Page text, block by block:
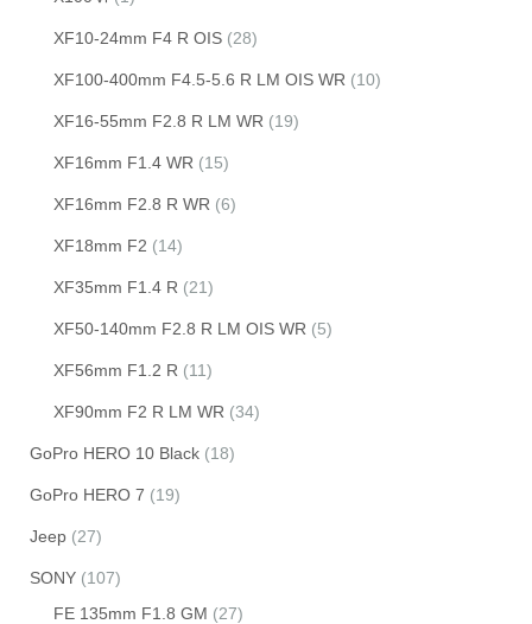
XF10-24mm F4 R OIS (28)
XF100-400mm F4.5-5.6 R LM OIS WR (10)
XF16-55mm F2.8 R LM WR (19)
XF16mm F1.4 WR (15)
XF16mm F2.8 R WR (6)
XF18mm F2 (14)
XF35mm F1.4 R (21)
XF50-140mm F2.8 R LM OIS WR (5)
XF56mm F1.2 R (11)
XF90mm F2 R LM WR (34)
GoPro HERO 10 Black (18)
GoPro HERO 7 (19)
Jeep (27)
SONY (107)
FE 135mm F1.8 GM (27)